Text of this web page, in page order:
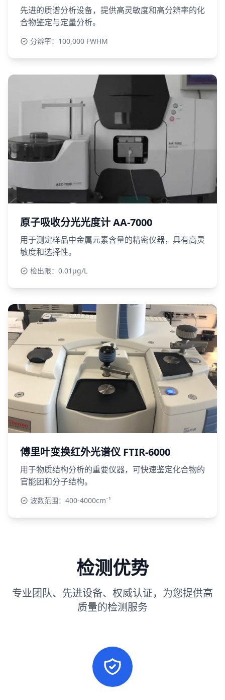
先进的质谱分析设备，提供高灵敏度和高分辨率的化
合物鉴定与定量分析。
分辨率：100,000 FWHM
原子吸收分光光度计 AA-7000
用于测定样品中金属元素含量的精密仪器，具有高灵
敏度和选择性。
检出限：0.01μg/L
傅里叶变换红外光谱仪 FTIR-6000
用于物质结构分析的重要仪器，可快速鉴定化合物的
官能团和分子结构。
波数范围：400-4000cm⁻¹
检测优势
专业团队、先进设备、权威认证，为您提供高
质量的检测服务